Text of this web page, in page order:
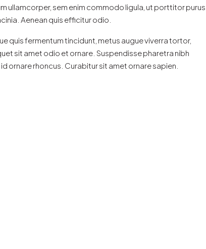
ullamcorper, sem enim commodo ligula, ut porttitor purus
Aenean quis efficitur odio.
quis fermentum tincidunt, metus augue viverra tortor,
sit amet odio et ornare. Suspendisse pharetra nibh
ornare rhoncus. Curabitur sit amet ornare sapien.